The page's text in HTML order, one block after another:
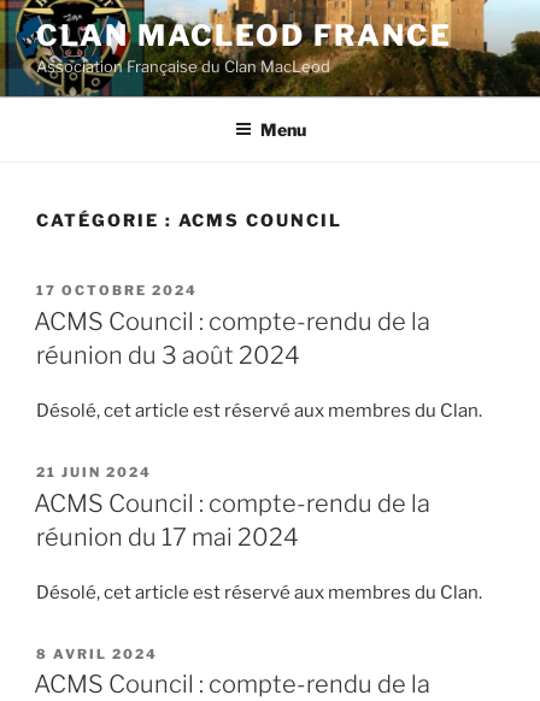
Aller
au
contenu
principal
CLAN MACLEOD FRANCE
Association Française du Clan MacLeod
Menu
CATÉGORIE : ACMS COUNCIL
PUBLIÉ
LE
17 OCTOBRE 2024
ACMS Council : compte-rendu de la
réunion du 3 août 2024
Désolé, cet article est réservé aux membres du Clan.
PUBLIÉ
LE
21 JUIN 2024
ACMS Council : compte-rendu de la
réunion du 17 mai 2024
Désolé, cet article est réservé aux membres du Clan.
PUBLIÉ
LE
8 AVRIL 2024
ACMS Council : compte-rendu de la